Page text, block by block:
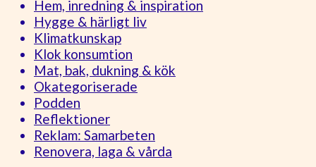
Hem, inredning & inspiration
Hygge & härligt liv
Klimatkunskap
Klok konsumtion
Mat, bak, dukning & kök
Okategoriserade
Podden
Reflektioner
Reklam: Samarbeten
Renovera, laga & vårda